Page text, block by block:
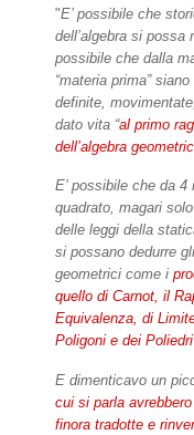
"E’ possibile che
dell’algebra si possa
possibile che dalla
“materia prima”
definite,
dato vita “al primo
dell’algebra
E’ possibile che da
quadrato, magari
delle leggi della
si possano dedurre
geometrici come i
quello di Carnot, il
Equivalenza, di
Poligoni e dei
E dimenticavo un
cui si parla
finora tradotte e